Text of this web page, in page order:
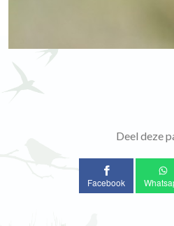
Deel deze
Facebook